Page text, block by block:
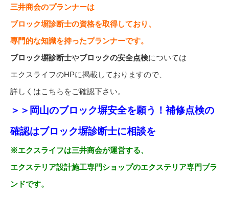
三井商会のプランナーは
ブロック塀診断士の資格を取得しており、
専門的な知識を持ったプランナーです。
ブロック塀診断士やブロックの安全点検については
エクスライフのHPに掲載しておりますので、
詳しくはこちらをご確認下さい。
＞＞岡山のブロック塀安全を願う！補修点検の
確認はブロック塀診断士に相談を
※エクスライフは三井商会が運営する、
エクステリア設計施工専門ショップのエクステリア専門ブラ
ンドです。